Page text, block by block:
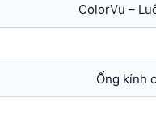
ColorVu –
Ống kính